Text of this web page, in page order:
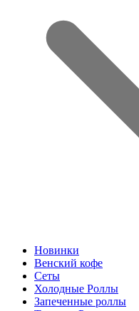
Новинки
Венский кофе
Сеты
Холодные Роллы
Запеченные роллы